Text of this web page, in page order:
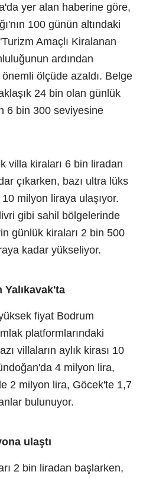
yer alan haberine göre,
100 günün altındaki
Amaçlı Kiralanan
ardından
ölçüde azaldı. Belge
24 bin olan günlük
6 bin 300 seviyesine
villa kiraları 6 bin liradan
çıkarken, bazı ultra lüks
milyon liraya ulaşıyor.
gibi sahil bölgelerinde
günlük kiraları 2 bin 500
kadar yükseliyor.
fiyat Bodrum
platformlarındaki
villaların aylık kirası 10
4 milyon lira,
2 milyon lira, Göcek'te 1,7
bulunuyor.
ulaştı
2 bin liradan başlarken,